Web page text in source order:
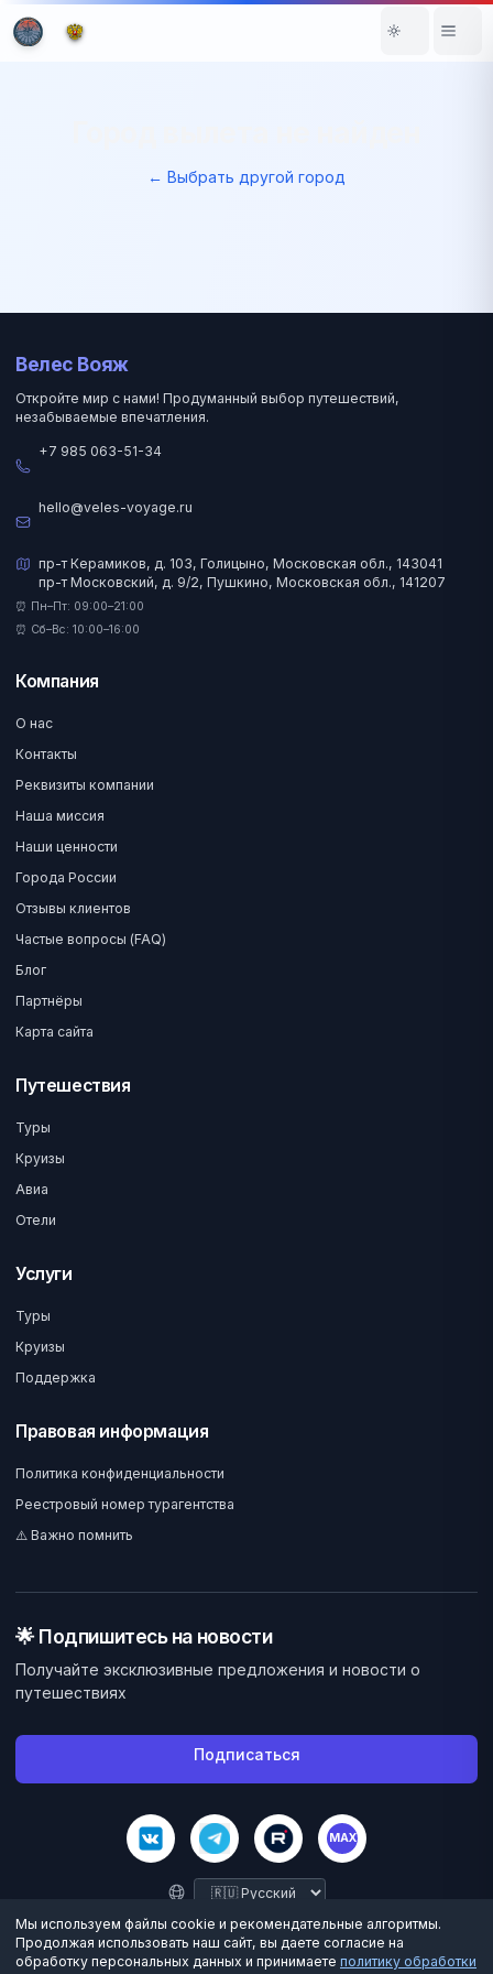
← Выбрать другой город
Велес Вояж
Откройте мир с нами! Продуманный выбор путешествий,
незабываемые впечатления.
+7 985 063-51-34
hello@veles-voyage.ru
пр-т Керамиков, д. 103, Голицыно, Московская обл., 143041
пр-т Московский, д. 9/2, Пушкино, Московская обл., 141207
⏰ Пн–Пт: 09:00–21:00
⏰ Сб–Вс: 10:00–16:00
Компания
О нас
Контакты
Реквизиты компании
Наша миссия
Наши ценности
Города России
Отзывы клиентов
Частые вопросы (FAQ)
Блог
Партнёры
Карта сайта
Путешествия
Туры
Круизы
Авиа
Отели
Услуги
Туры
Круизы
Поддержка
Правовая информация
Политика конфиденциальности
Реестровый номер турагентства
⚠️ Важно помнить
🌟 Подпишитесь на новости
Получайте эксклюзивные предложения и новости о
путешествиях
Подписаться
MAX
©2026Велес Вояж. Все права защищены.
Мы используем файлы cookie и рекомендательные алгоритмы.
Продолжая использовать наш сайт, вы даете согласие на
обработку персональных данных и принимаете политику обработки